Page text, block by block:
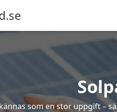
som en stor uppgift –